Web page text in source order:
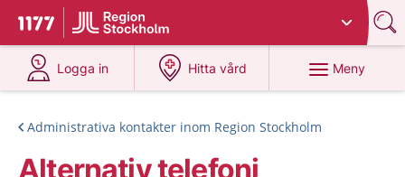
Till startsidan för 1177
Du har valt region
Logga in
på 1177.se
Hitta vård
på 1177.se
Meny
Administrativa kontakter inom Region Stockholm
Alternativ telefoni